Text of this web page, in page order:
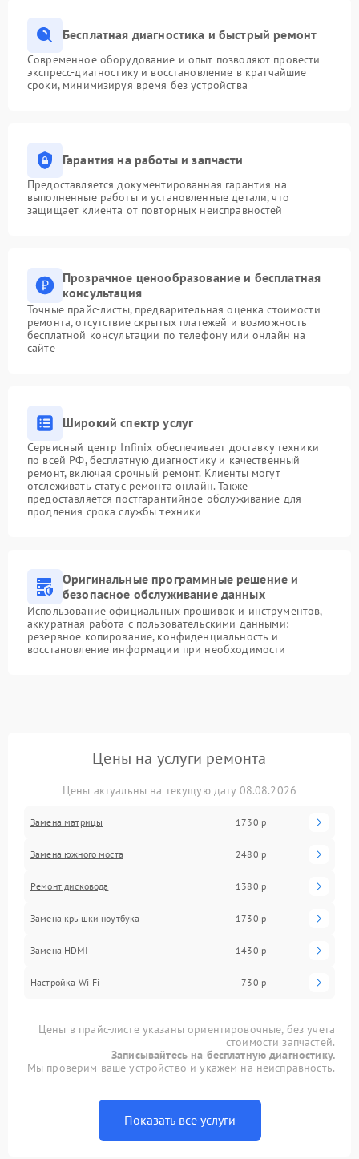
Бесплатная диагностика и быстрый ремонт
Современное оборудование и опыт позволяют провести
экспресс-диагностику и восстановление в кратчайшие
сроки, минимизируя время без устройства
Гарантия на работы и запчасти
Предоставляется документированная гарантия на
выполненные работы и установленные детали, что
защищает клиента от повторных неисправностей
Прозрачное ценообразование и бесплатная
консультация
Точные прайс-листы, предварительная оценка стоимости
ремонта, отсутствие скрытых платежей и возможность
бесплатной консультации по телефону или онлайн на
сайте
Широкий спектр услуг
Сервисный центр Infinix обеспечивает доставку техники
по всей РФ, бесплатную диагностику и качественный
ремонт, включая срочный ремонт. Клиенты могут
отслеживать статус ремонта онлайн. Также
предоставляется постгарантийное обслуживание для
продления срока службы техники
Оригинальные программные решение и
безопасное обслуживание данных
Использование официальных прошивок и инструментов,
аккуратная работа с пользовательскими данными:
резервное копирование, конфиденциальность и
восстановление информации при необходимости
Цены на услуги ремонта
Цены актуальны на текущую дату 08.08.2026
Замена матрицы 1730 р
Замена южного моста 2480 р
Ремонт дисковода 1380 р
Замена крышки ноутбука 1730 р
Замена HDMI 1430 р
Настройка Wi-Fi 730 р
Цены в прайс-листе указаны ориентировочные, без учета
стоимости запчастей.
Записывайтесь на бесплатную диагностику.
Мы проверим ваше устройство и укажем на неисправность.
Показать все услуги